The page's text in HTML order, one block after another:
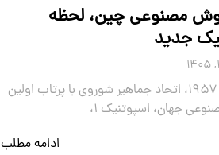
مصنوعی چین، لحظه
جدید
در ۴ اکتبر ۱۹۵۷، اتحاد جماهیر شوروی با پرتاب اولین
جهان، اسپوتنیک ۱،
ادامه مطلب